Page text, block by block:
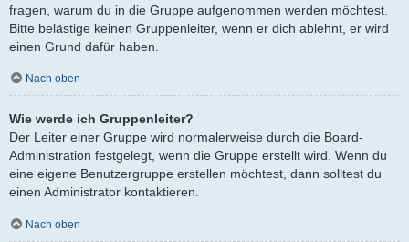
fragen, warum du in die Gruppe aufgenommen werden möchtest.
Bitte belästige keinen Gruppenleiter, wenn er dich ablehnt, er wird
einen Grund dafür haben.
Nach oben
Wie werde ich Gruppenleiter?
Der Leiter einer Gruppe wird normalerweise durch die Board-
Administration festgelegt, wenn die Gruppe erstellt wird. Wenn du
eine eigene Benutzergruppe erstellen möchtest, dann solltest du
einen Administrator kontaktieren.
Nach oben